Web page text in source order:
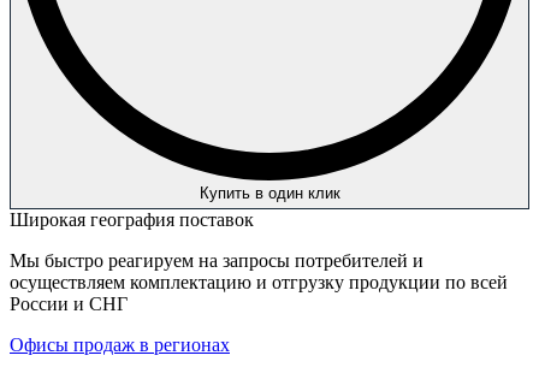
Купить в один клик
Широкая география поставок
Мы быстро реагируем на запросы потребителей и
осуществляем комплектацию и отгрузку продукции по всей
России и СНГ
Офисы продаж в регионах